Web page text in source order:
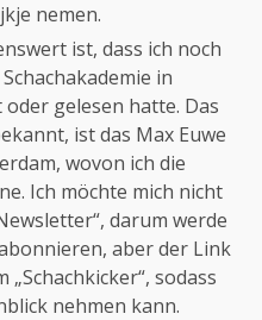
nemen.
ist, dass ich noch
in
gelesen hatte. Das
ist das Max Euwe
wovon ich die
Ich möchte mich nicht
darum werde
aber der Link
sodass
nehmen kann.